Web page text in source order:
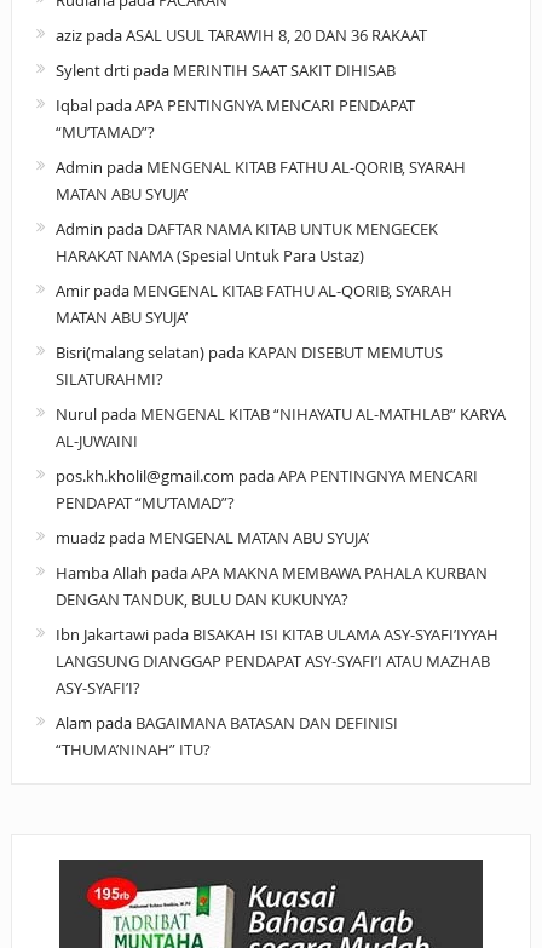
azizpadaASAL USUL TARAWIH 8, 20 DAN 36 RAKAAT
Sylent drtipada MERINTIH SAAT SAKIT DIHISAB
IqbalpadaAPA PENTINGNYA MENCARI PENDAPAT
“MU’TAMAD”?
Admin pada MENGENAL KITAB FATHU AL-QORIB, SYARAH
MATAN ABU SYUJA’
Admin pada DAFTAR NAMA KITAB UNTUK MENGECEK
HARAKAT NAMA (Spesial Untuk Para Ustaz)
Amirpada MENGENAL KITAB FATHU AL-QORIB, SYARAH
MATAN ABU SYUJA’
Bisri(malang selatan)pada KAPAN DISEBUT MEMUTUS
SILATURAHMI?
Nurulpada MENGENAL KITAB “NIHAYATU AL-MATHLAB” KARYA
AL-JUWAINI
pos.kh.kholil@gmail.com padaAPA PENTINGNYA MENCARI
PENDAPAT “MU’TAMAD”?
muadzpada MENGENAL MATAN ABU SYUJA’
Hamba Allah padaAPA MAKNA MEMBAWA PAHALA KURBAN
DENGAN TANDUK, BULU DAN KUKUNYA?
Ibn Jakartawipada BISAKAH ISI KITAB ULAMA ASY-SYAFI’IYYAH
LANGSUNG DIANGGAP PENDAPAT ASY-SYAFI’I ATAU MAZHAB
ASY-SYAFI’I?
Alam pada BAGAIMANA BATASAN DAN DEFINISI
“THUMA’NINAH” ITU?